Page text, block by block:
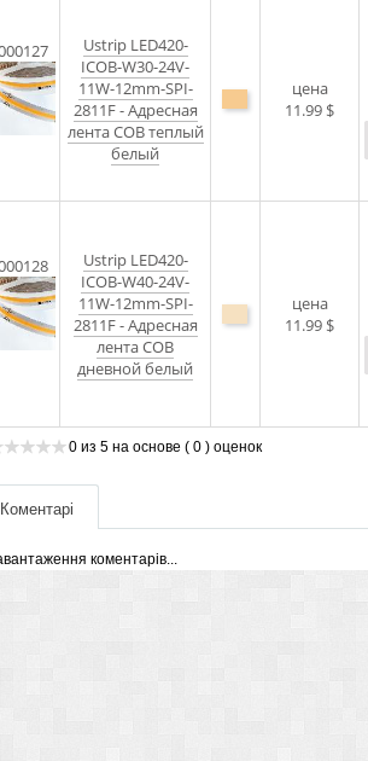
Ustrip LED420-
ICOB-W30-24V-
11W-12mm-SPI-
2811F - Адресная
лента COB теплый
белый
цена
11.99 $
Ustrip LED420-
ICOB-W40-24V-
11W-12mm-SPI-
2811F - Адресная
лента COB
дневной белый
цена
11.99 $
0 из 5 на основе ( 0 ) оценок
Коментарі
коментарів...